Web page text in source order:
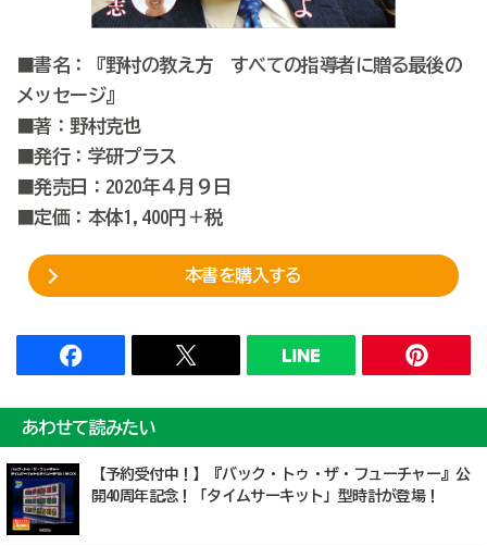
■書名：『野村の教え方 すべての指導者に贈る最後の
メッセージ』
■著：野村克也
■発行：学研プラス
■発売日：2020年４月９日
■定価：本体1,400円＋税
本書を購入する
あわせて読みたい
【予約受付中！】『バック・トゥ・ザ・フューチャー』公
開40周年記念！「タイムサーキット」型時計が登場！